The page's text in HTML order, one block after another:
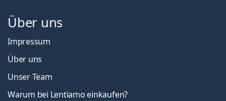
Über uns
Impressum
Über uns
Unser Team
Warum bei Lentiamo einkaufen?